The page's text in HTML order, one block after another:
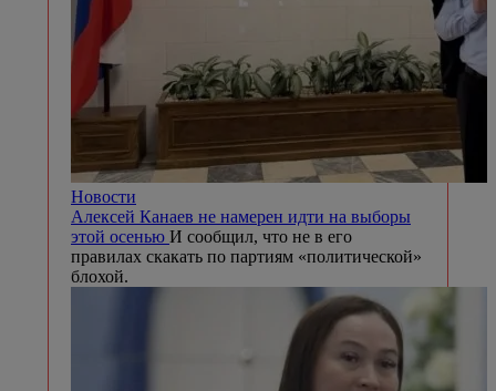
Новости
Алексей Канаев не намерен идти на выборы
этой осенью И сообщил, что не в его
правилах скакать по партиям «политической»
блохой.